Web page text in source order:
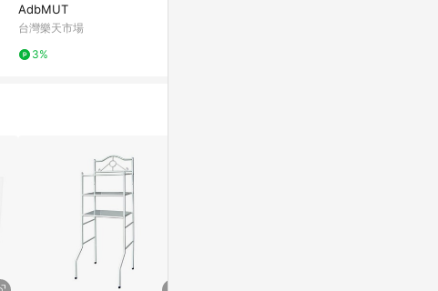
AdbMUT
台灣樂天市場
3%